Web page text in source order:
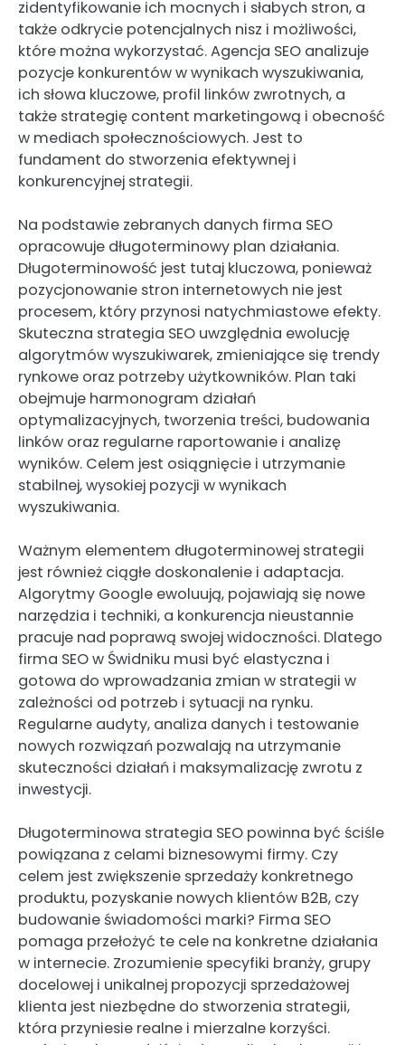
zidentyfikowanie ich mocnych i słabych stron, a
także odkrycie potencjalnych nisz i możliwości,
które można wykorzystać. Agencja SEO analizuje
pozycje konkurentów w wynikach wyszukiwania,
ich słowa kluczowe, profil linków zwrotnych, a
także strategię content marketingową i obecność
w mediach społecznościowych. Jest to
fundament do stworzenia efektywnej i
konkurencyjnej strategii.
Na podstawie zebranych danych firma SEO
opracowuje długoterminowy plan działania.
Długoterminowość jest tutaj kluczowa, ponieważ
pozycjonowanie stron internetowych nie jest
procesem, który przynosi natychmiastowe efekty.
Skuteczna strategia SEO uwzględnia ewolucję
algorytmów wyszukiwarek, zmieniające się trendy
rynkowe oraz potrzeby użytkowników. Plan taki
obejmuje harmonogram działań
optymalizacyjnych, tworzenia treści, budowania
linków oraz regularne raportowanie i analizę
wyników. Celem jest osiągnięcie i utrzymanie
stabilnej, wysokiej pozycji w wynikach
wyszukiwania.
Ważnym elementem długoterminowej strategii
jest również ciągłe doskonalenie i adaptacja.
Algorytmy Google ewoluują, pojawiają się nowe
narzędzia i techniki, a konkurencja nieustannie
pracuje nad poprawą swojej widoczności. Dlatego
firma SEO w Świdniku musi być elastyczna i
gotowa do wprowadzania zmian w strategii w
zależności od potrzeb i sytuacji na rynku.
Regularne audyty, analiza danych i testowanie
nowych rozwiązań pozwalają na utrzymanie
skuteczności działań i maksymalizację zwrotu z
inwestycji.
Długoterminowa strategia SEO powinna być ściśle
powiązana z celami biznesowymi firmy. Czy
celem jest zwiększenie sprzedaży konkretnego
produktu, pozyskanie nowych klientów B2B, czy
budowanie świadomości marki? Firma SEO
pomaga przełożyć te cele na konkretne działania
w internecie. Zrozumienie specyfiki branży, grupy
docelowej i unikalnej propozycji sprzedażowej
klienta jest niezbędne do stworzenia strategii,
która przyniesie realne i mierzalne korzyści.